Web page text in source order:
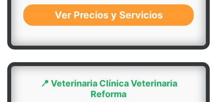
Ver Precios y Servicios
📍 Veterinaria Clínica Veterinaria
Reforma